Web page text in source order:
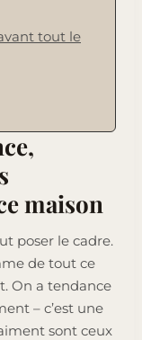
tout le
maison
poser le cadre.
de tout ce
On a tendance
– c’est une
sont ceux